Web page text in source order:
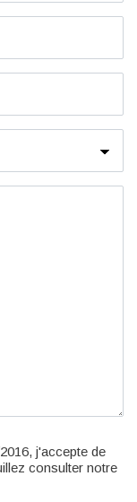
j'accepte de
consulter notre